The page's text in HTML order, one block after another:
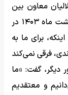
معاون بین
الملل و حقوق بشر وزارت دادگستری ۲ اردیبهشت ماه ۱۴۰۳ در
با بیان اینکه، برای ما به
فرقی نمی‌کند
دیگر، گفت: «ما
و معتقدیم